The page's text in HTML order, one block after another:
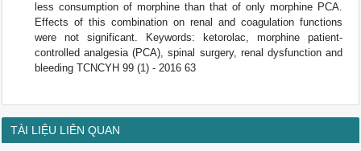
less consumption of morphine than that of only morphine PCA.
Effects of this combination on renal and coagulation functions
were not significant. Keywords: ketorolac, morphine patient-
controlled analgesia (PCA), spinal surgery, renal dysfunction and
bleeding TCNCYH 99 (1) - 2016 63
TÀI LIỆU LIÊN QUAN